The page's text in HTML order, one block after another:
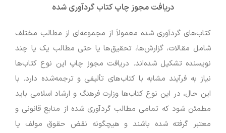
دریافت مجوز چاپ کتاب گردآوری شده
کتاب‌های گردآوری شده معمولاً از مجموعه‌ای از مطالب مختلف
شامل مقالات، گزارش‌ها، تحقیق‌ها یا حتی مطالب یک یا چند
نویسنده تشکیل شده‌اند. دریافت مجوز چاپ این نوع کتاب‌ها
نیاز به فرآیند مشابه با کتاب‌های تألیفی و ترجمه‌شده دارد. با
این حال، در این نوع کتاب‌ها وزارت فرهنگ و ارشاد اسلامی باید
مطمئن شود که تمامی مطالب گردآوری شده از منابع قانونی و
معتبر گرفته شده باشند و هیچگونه نقض حقوق مولف یا